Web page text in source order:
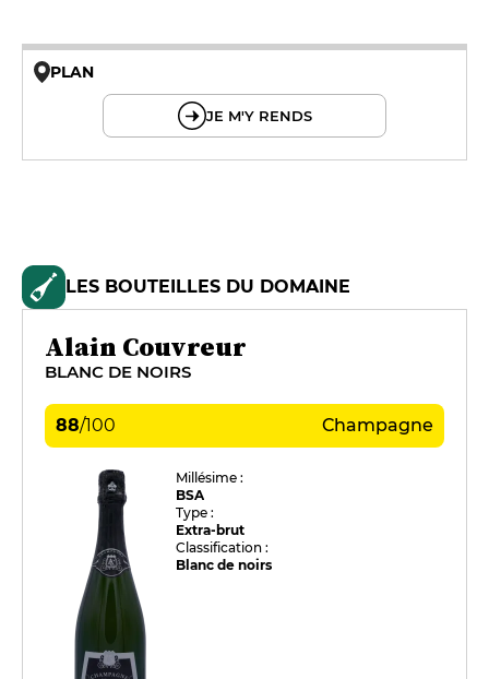
PLAN
JE M'Y RENDS
LES BOUTEILLES DU DOMAINE
Alain Couvreur
BLANC DE NOIRS
88/100 Champagne
Millésime :
BSA
Type :
Extra-brut
Classification :
Blanc de noirs